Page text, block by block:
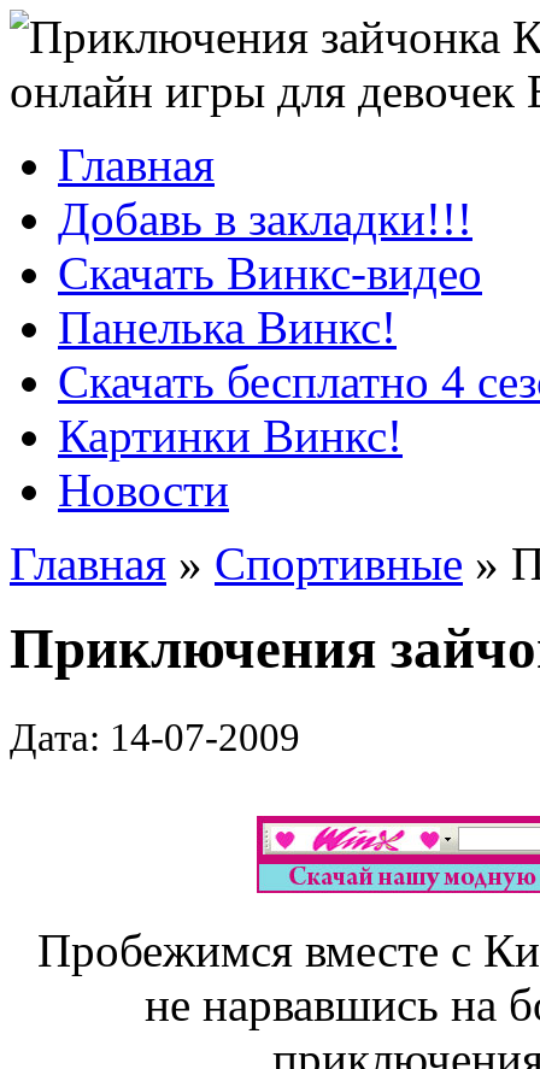
онлайн игры для девочек
Главная
Добавь в закладки!!!
Скачать Винкс-видео
Панелька Винкс!
Скачать бесплатно 4
Картинки Винкс!
Новости
Главная » Спортивные »
Приключения
Дата: 14-07-2009
Пробежимся вместе с
не нарвавшись на